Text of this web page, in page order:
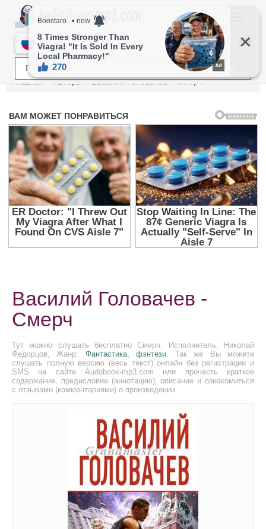
МЕНЮ
RU
Главная Авторы Василий Головачев Смерч
Василий Головачев -
Смерч
Тут можно слушать бесплатно Смерч. Исполнитель: Николай
Федорцов, Жанр: Фантастика, фэнтези. Так же Вы можете
слушать полную версию (весь текст) онлайн без регистрации и
SMS на сайте Audobook-mp3.com или прочесть краткое
содержание, предисловие (аннотацию), описание и ознакомиться
с отзывами (комментариями) о произведении.